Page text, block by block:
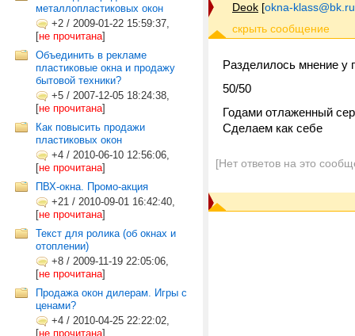
металлопластиковых окон
+2 / 2009-01-22 15:59:37,
[не прочитана]
Объединить в рекламе
пластиковые окна и продажу
бытовой техники?
+5 / 2007-12-05 18:24:38,
[не прочитана]
Как повысить продажи
пластиковых окон
+4 / 2010-06-10 12:56:06,
[не прочитана]
ПВХ-окна. Промо-акция
+21 / 2010-09-01 16:42:40,
[не прочитана]
Текст для ролика (об окнах и
отоплении)
+8 / 2009-11-19 22:05:06,
[не прочитана]
Продажа окон дилерам. Игры с
ценами?
+4 / 2010-04-25 22:22:02,
[не прочитана]
Deok [okna-klass@bk.ru
Разделилось мнение у
50/50
Годами отлаженный
Сделаем как себе
[Нет ответов на это